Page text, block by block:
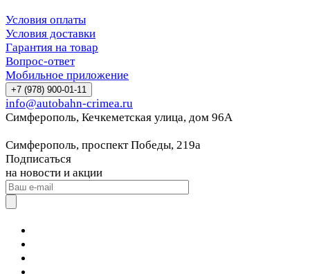
Условия оплаты
Условия доставки
Гарантия на товар
Вопрос-ответ
Мобильное приложение
+7 (978) 900-01-11
info@autobahn-crimea.ru
Симферополь, Кечкеметская улица, дом 96А
Симферополь, проспект Победы, 219а
Подписаться
на новости и акции